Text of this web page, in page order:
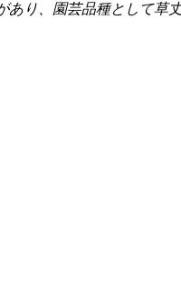
あり、園芸品種として草